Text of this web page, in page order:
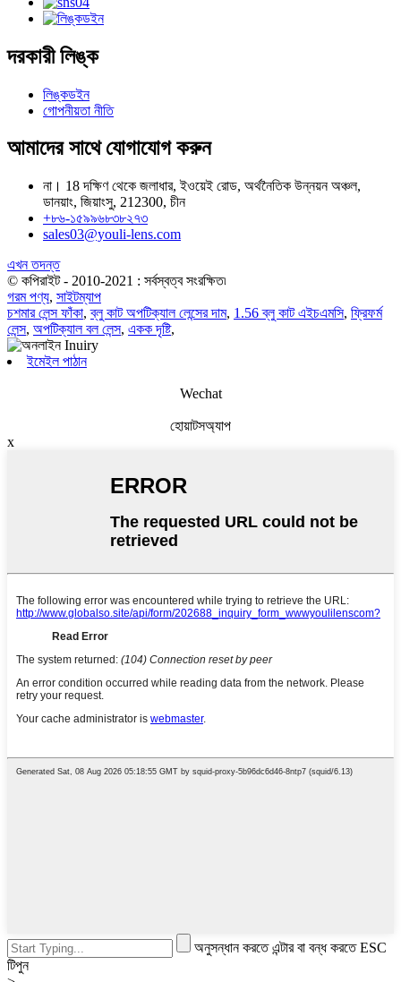
দরকারী লিঙ্ক
লিঙ্কডইন
গোপনীয়তা নীতি
আমাদের সাথে যোগাযোগ করুন
না। 18 দক্ষিণ থেকে জলাধার, ইওয়েই রোড, অর্থনৈতিক উন্নয়ন অঞ্চল,
ডানয়াং, জিয়াংসু, 212300, চীন
+৮৬-১৫৯৯৬৮৩৮২৭৩
sales03@youli-lens.com
এখন তদন্ত
© কপিরাইট - 2010-2021 : সর্বস্বত্ব সংরক্ষিত৷
গরম পণ্য, সাইটম্যাপ
চশমার লেন্স ফাঁকা,ব্লু কাট অপটিক্যাল লেন্সের দাম, 1.56 ব্লু কাট এইচএমসি, ফ্রিফর্ম
লেন্স, অপটিক্যাল বল লেন্স, একক দৃষ্টি,
ইমেইল পাঠান
Wechat
হোয়াটসঅ্যাপ
x
অনুসন্ধান করতে এন্টার বা বন্ধ করতে ESC
টিপুন